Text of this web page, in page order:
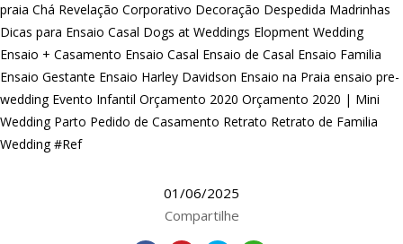
praia Chá Revelação Corporativo Decoração Despedida Madrinhas
Dicas para Ensaio Casal Dogs at Weddings Elopment Wedding
Ensaio + Casamento Ensaio Casal Ensaio de Casal Ensaio Familia
Ensaio Gestante Ensaio Harley Davidson Ensaio na Praia ensaio pre-
wedding Evento Infantil Orçamento 2020 Orçamento 2020 | Mini
Wedding Parto Pedido de Casamento Retrato Retrato de Familia
Wedding #Ref
01/06/2025
Compartilhe